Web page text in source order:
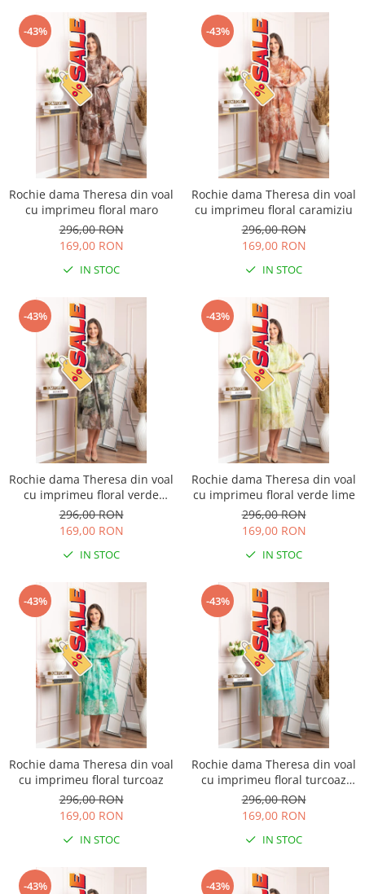
-43%
Rochie dama Theresa din voal
cu imprimeu floral maro
296,00 RON
169,00 RON
IN STOC
-43%
Rochie dama Theresa din voal
cu imprimeu floral caramiziu
296,00 RON
169,00 RON
IN STOC
-43%
Rochie dama Theresa din voal
cu imprimeu floral verde
salvie
296,00 RON
169,00 RON
IN STOC
-43%
Rochie dama Theresa din voal
cu imprimeu floral verde lime
296,00 RON
169,00 RON
IN STOC
-43%
Rochie dama Theresa din voal
cu imprimeu floral turcoaz
296,00 RON
169,00 RON
IN STOC
-43%
Rochie dama Theresa din voal
cu imprimeu floral turcoaz
aqua
296,00 RON
169,00 RON
IN STOC
-43% -43%